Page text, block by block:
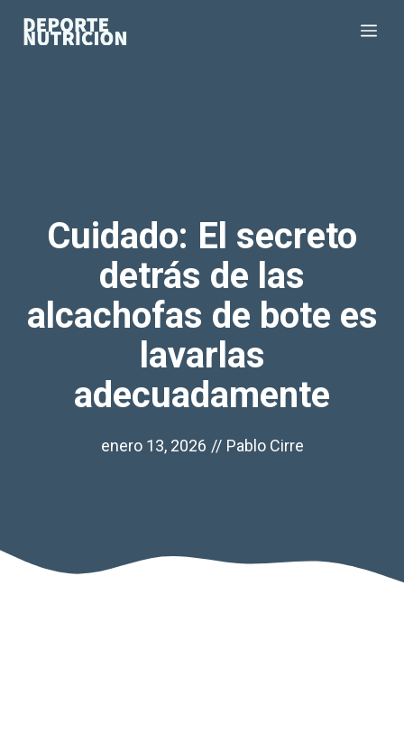
Cuidado: El secreto
detrás de las
alcachofas de bote es
lavarlas
adecuadamente
enero 13, 2026 // Pablo Cirre